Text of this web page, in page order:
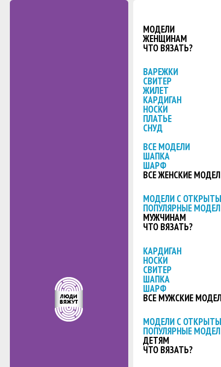
МОДЕЛИ
ЖЕНЩИНАМ
ЧТО ВЯЗАТЬ?
ВАРЕЖКИ
СВИТЕР
ЖИЛЕТ
КАРДИГАН
НОСКИ
ПЛАТЬЕ
СНУД
ВСЕ МОДЕЛИ
ШАПКА
ШАРФ
ВСЕ ЖЕНСКИЕ
МОДЕЛИ С
ПОПУЛЯРНЫЕ
МУЖЧИНАМ
ЧТО ВЯЗАТЬ?
КАРДИГАН
НОСКИ
СВИТЕР
ШАПКА
ШАРФ
ВСЕ МУЖСКИЕ
МОДЕЛИ С
ПОПУЛЯРНЫЕ
ДЕТЯМ
ЧТО ВЯЗАТЬ?